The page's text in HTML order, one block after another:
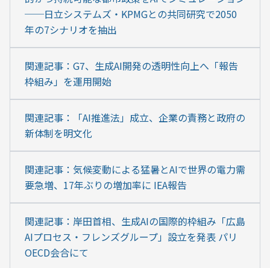
──日立システムズ・KPMGとの共同研究で2050
年の7シナリオを抽出
関連記事：G7、生成AI開発の透明性向上へ「報告
枠組み」を運用開始
関連記事：「AI推進法」成立、企業の責務と政府の
新体制を明文化
関連記事：気候変動による猛暑とAIで世界の電力需
要急増、17年ぶりの増加率に IEA報告
関連記事：岸田首相、生成AIの国際的枠組み「広島
AIプロセス・フレンズグループ」設立を発表 パリ
OECD会合にて